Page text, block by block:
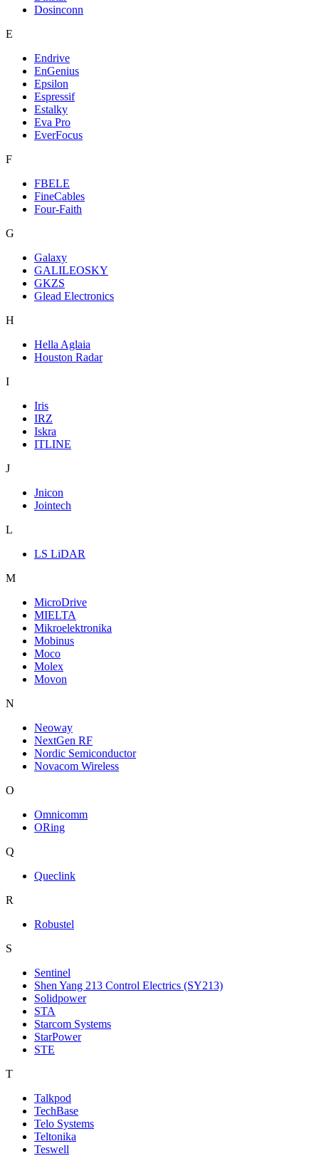
Dosinconn
E
Endrive
EnGenius
Epsilon
Espressif
Estalky
Eva Pro
EverFocus
F
FBELE
FineCables
Four-Faith
G
Galaxy
GALILEOSKY
GKZS
Glead Electronics
H
Hella Aglaia
Houston Radar
I
Iris
IRZ
Iskra
ITLINE
J
Jnicon
Jointech
L
LS LiDAR
M
MicroDrive
MIELTA
Mikroelektronika
Mobinus
Moco
Molex
Movon
N
Neoway
NextGen RF
Nordic Semiconductor
Novacom Wireless
O
Omnicomm
ORing
Q
Queclink
R
Robustel
S
Sentinel
Shen Yang 213 Control Electrics (SY213)
Solidpower
STA
Starcom Systems
StarPower
STE
T
Talkpod
TechBase
Telo Systems
Teltonika
Teswell